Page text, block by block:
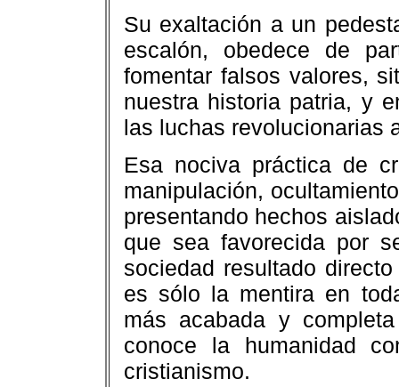
Su exaltación a un
escalón, obedece de
fomentar falsos valores,
nuestra historia patria, y
las luchas revolucionarias
Esa nociva práctica de
manipulación,
presentando hechos
que sea favorecida por
sociedad resultado
es sólo la mentira en
más acabada y
conoce la humanidad
cristianismo.